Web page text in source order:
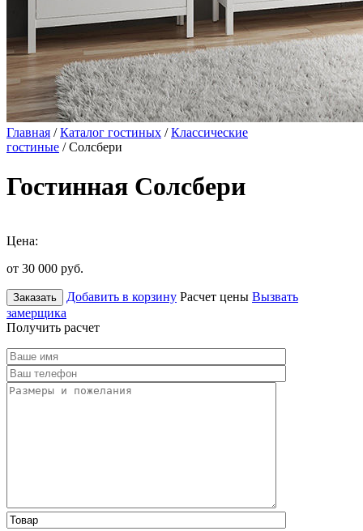
Главная /Каталог гостиных /Классические
гостиные / Солсбери
Гостинная Солсбери
Цена:
от 30 000 руб.
Заказать Добавить в корзину Расчет цены Вызвать
замерщика
Получить расчет